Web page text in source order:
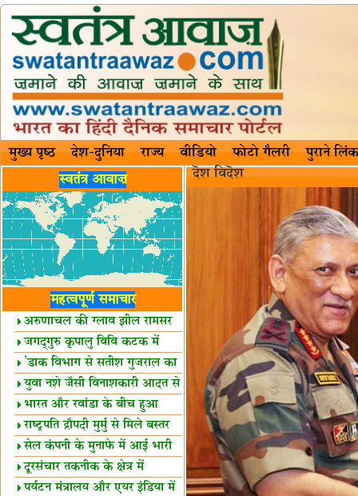
मुख्य पृष्ठ देश-दुनिया राज्य वीडियो फोटो गैलरी पुराने लिंक
स्वतंत्र आवाज़
महत्वपूर्ण समाचार
अरुणाचल की ग्लाव झील रामसर
स्थल घोषित
जगद्गुरु कृपालु विवि कटक में
शैक्षिक सत्र शुरू
'डाक विभाग से सतीश गुजराल का
रिश्ता गहरा'
युवा नशे जैसी विनाशकारी आदत से
दूर रहें-मोदी
भारत और रवांडा के बीच हुआ
व्यापार विस्तार
राष्ट्रपति द्रौपदी मुर्मु से मिले बस्तर
के प्रतिनिधि
सेल कंपनी के मुनाफे में आई भारी
उछाल!
दूरसंचार तकनीक के क्षेत्र में
उत्कृष्टता पुरस्कार
पर्यटन मंत्रालय और एयर इंडिया में
दॆश‍ विदॆश‌